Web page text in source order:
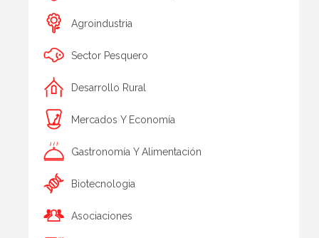
Agroindustria
Sector Pesquero
Desarrollo Rural
Mercados Y Economía
Gastronomía Y Alimentación
Biotecnologia
Asociaciones